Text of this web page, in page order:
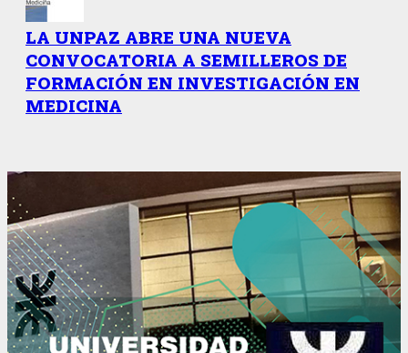
LA UNPAZ ABRE UNA NUEVA
CONVOCATORIA A SEMILLEROS DE
FORMACIÓN EN INVESTIGACIÓN EN
MEDICINA